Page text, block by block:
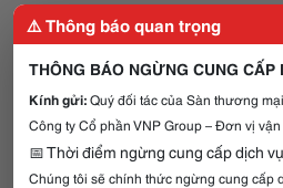
⚠️ Thông báo quan trọng
THÔNG BÁO NGỪNG CUNG
Kính gửi:Quý đối tác của Sàn thương
Công ty Cổ phần VNP Group – Đơn vị
📅 Thời điểm ngừng cung cấp dịch vụ
Chúng tôi sẽ chính thức ngừng cung cấp